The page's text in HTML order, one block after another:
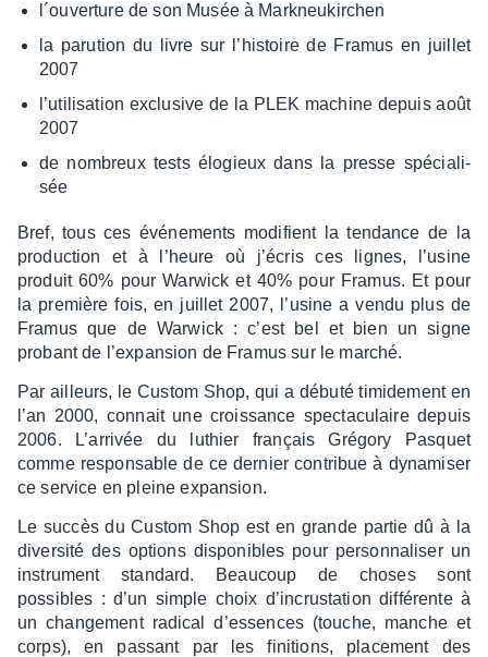
l´ou­ver­ture de son Musée à Mark­neu­kir­chen
la paru­tion du livre sur l’his­toire de Framus en juillet
2007
l’uti­li­sa­tion exclu­sive de la PLEK machine depuis août
2007
de nombreux tests élogieux dans la presse spécia­li­
sée
Bref, tous ces événe­ments modi­fient la tendance de la
produc­tion et à l’heure où j’écris ces lignes, l’usine
produit 60% pour Warwick et 40% pour Framus. Et pour
la première fois, en juillet 2007, l’usine a vendu plus de
Framus que de Warwick : c’est bel et bien un signe
probant de l’ex­pan­sion de Framus sur le marché.
Par ailleurs, le Custom Shop, qui a débuté timi­de­ment en
l’an 2000, connait une crois­sance spec­ta­cu­laire depuis
2006. L’ar­ri­vée du luthier français Grégory Pasquet
comme respon­sable de ce dernier contri­bue à dyna­mi­ser
ce service en pleine expan­sion.
Le succès du Custom Shop est en grande partie dû à la
diver­sité des options dispo­nibles pour person­na­li­ser un
instru­ment stan­dard. Beau­coup de choses sont
possibles : d’un simple choix d’in­crus­ta­tion diffé­rente à
un chan­ge­ment radi­cal d’es­sences (touche, manche et
corps), en passant par les fini­tions, place­ment des